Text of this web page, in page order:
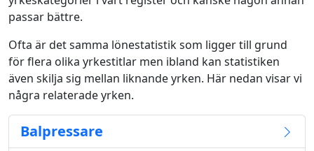
passar bättre.
Ofta är det samma lönestatistik som ligger till grund
för flera olika yrkestitlar men ibland kan statistiken
även skilja sig mellan liknande yrken. Här nedan visar vi
några relaterade yrken.
Balpressare